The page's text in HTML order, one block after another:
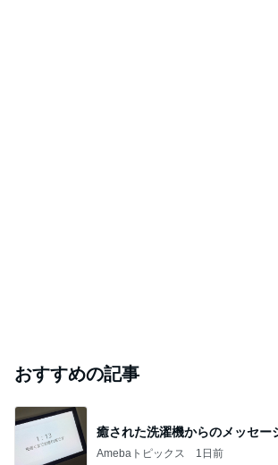
おすすめの記事
癒された洗濯機からのメッセー
Amebaトピックス 1日前